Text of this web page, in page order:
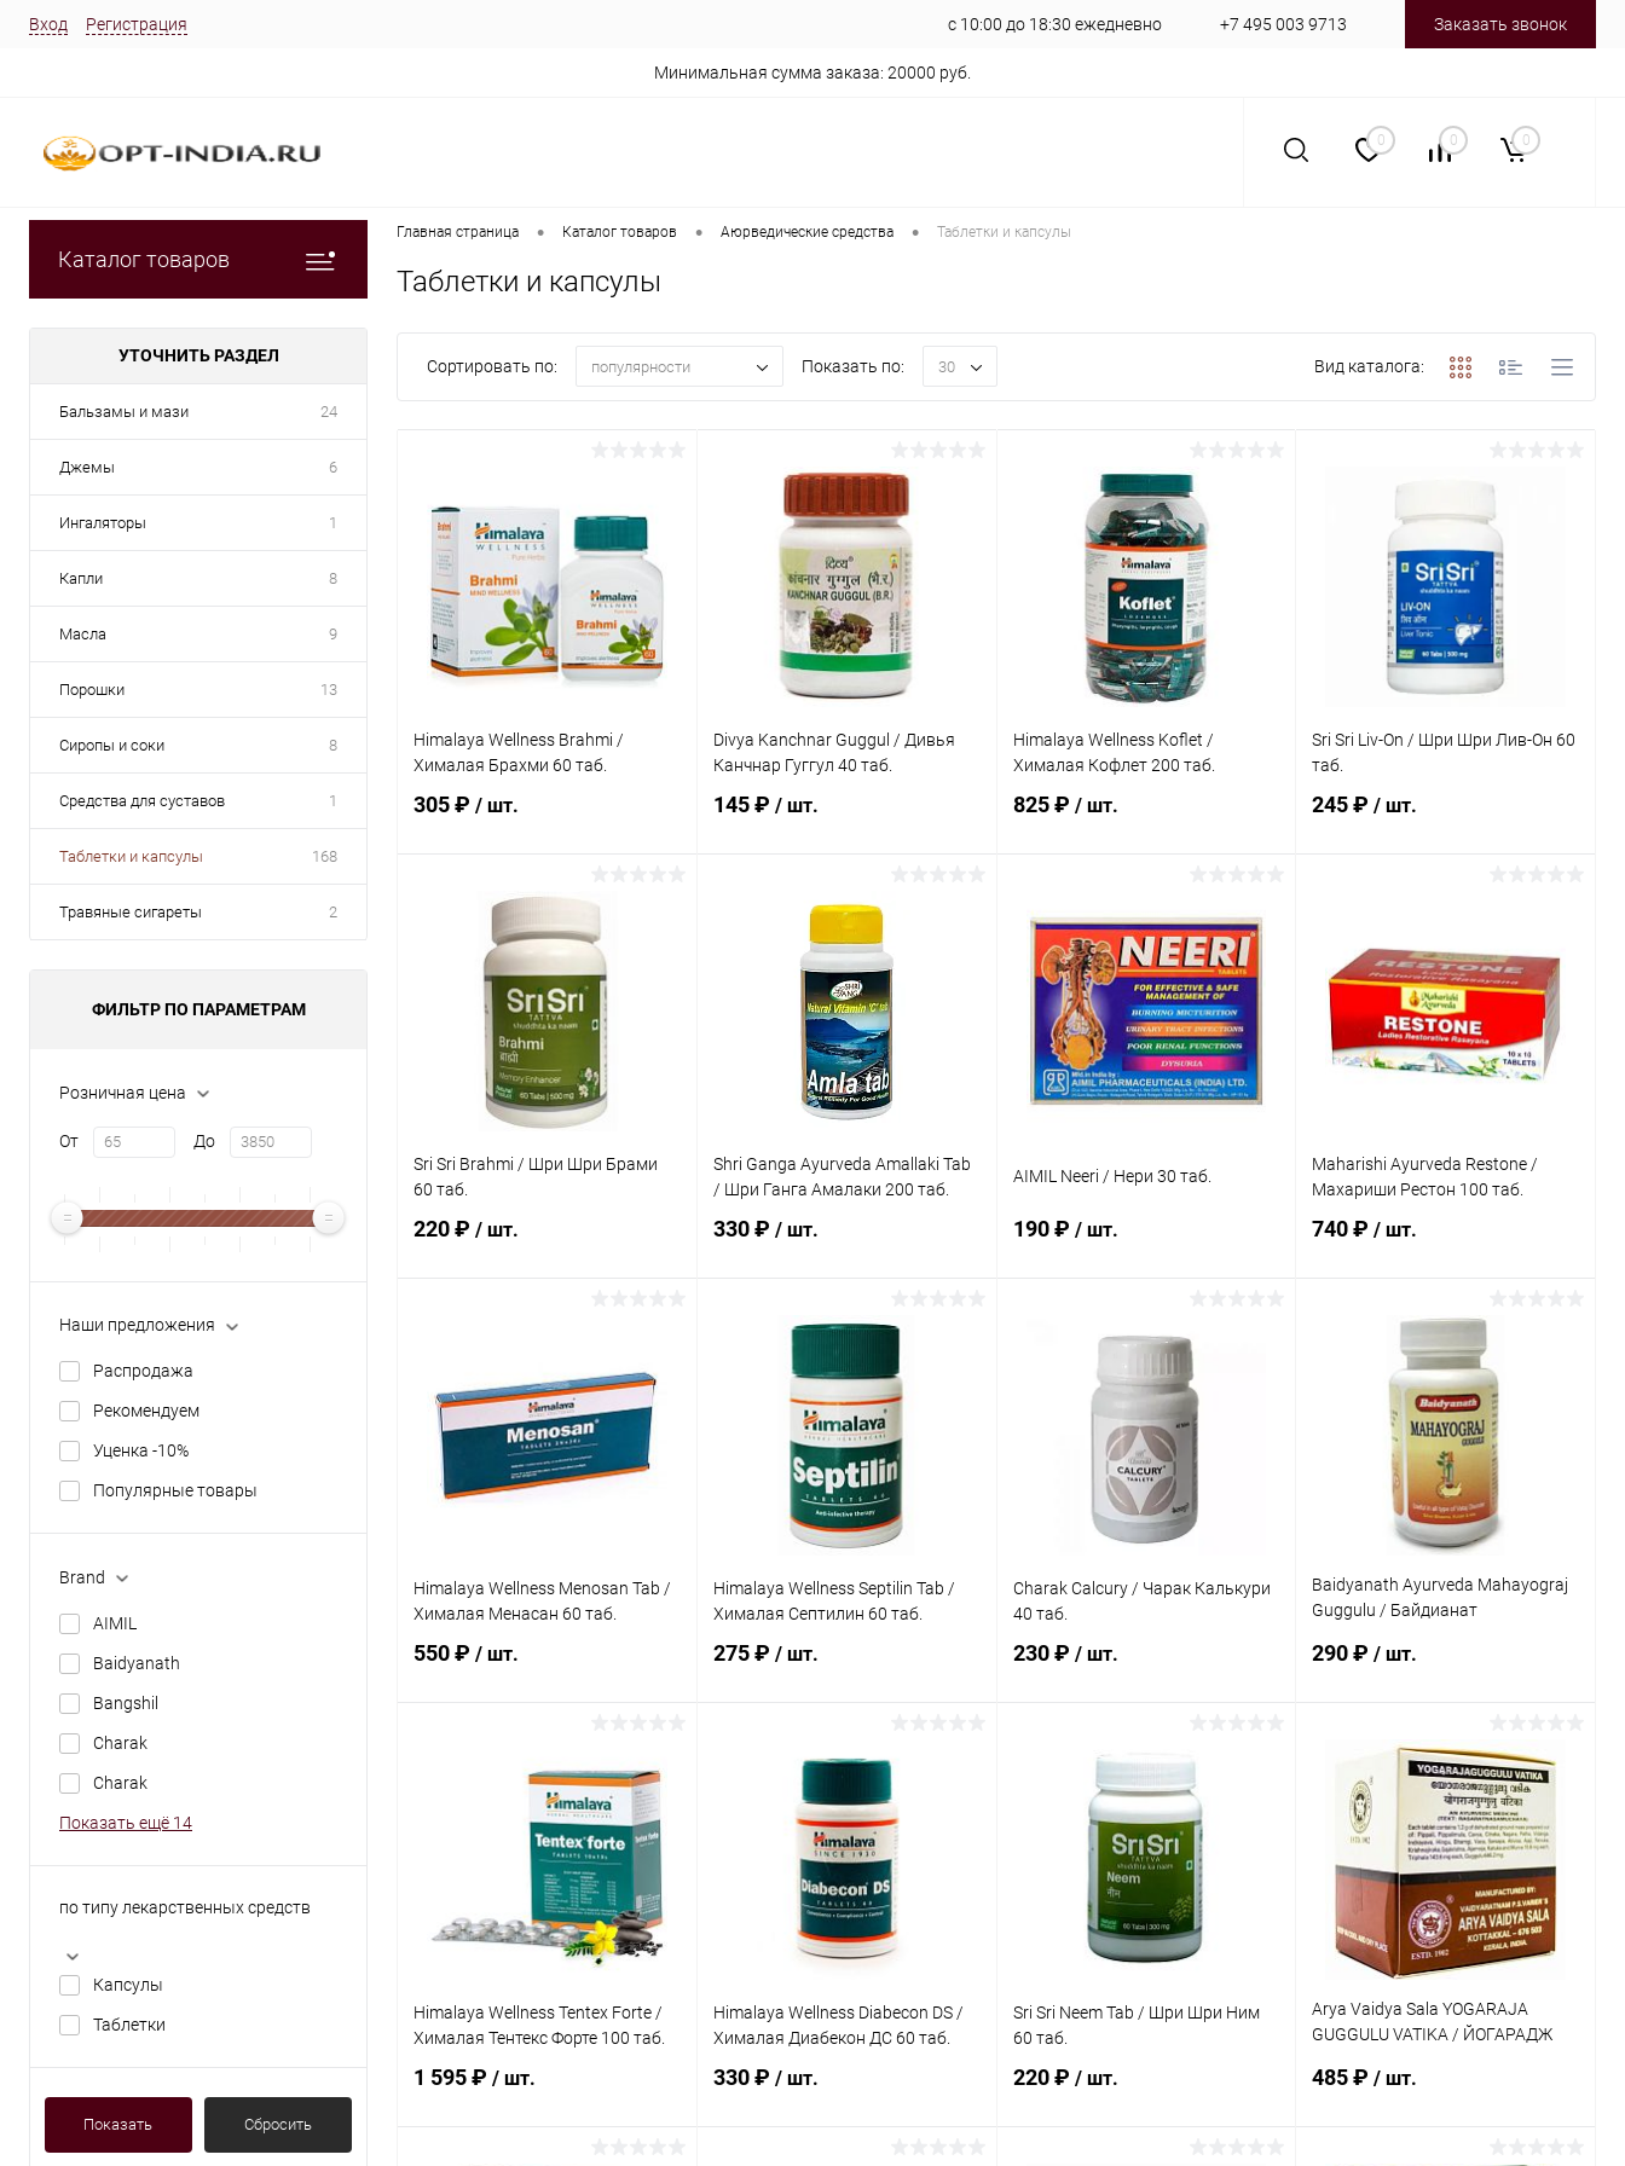
Вход Регистрация с 10:00 до 18:30 ежедневно +7 495 003 9713 Заказать звонок
Минимальная сумма заказа: 20000 руб.
0 0 0
Каталог товаров
УТОЧНИТЬ РАЗДЕЛ
Бальзамы и мази 24
Джемы 6
Ингаляторы 1
Капли 8
Масла 9
Порошки 13
Сиропы и соки 8
Средства для суставов 1
Таблетки и капсулы 168
Травяные сигареты 2
ФИЛЬТР ПО ПАРАМЕТРАМ
Розничная цена
От До
Наши предложения
Распродажа
Рекомендуем
Уценка -10%
Популярные товары
Brand
AIMIL
Baidyanath
Bangshil
Charak
Charаk
Показать ещё 14
по типу лекарственных средств
Капсулы
Таблетки
Показать Сбросить
Главная страница • Каталог товаров • Аюрведические средства • Таблетки и капсулы
Таблетки и капсулы
Сортировать по: популярности Показать по: 30 Вид каталога:
Himalaya Wellness Brahmi /
Хималая Брахми 60 таб.
305 ₽ / шт.
В корзину
Купить в 1 клик Сравнение
В избранное Под заказ
Divya Kanchnar Guggul / Дивья
Канчнар Гуггул 40 таб.
145 ₽ / шт.
В корзину
Купить в 1 клик Сравнение
В избранное Под заказ
Himalaya Wellness Koflet /
Хималая Кофлет 200 таб.
825 ₽ / шт.
Купить в 1 клик Сравнение
В избранное Под заказ
Sri Sri Liv-On / Шри Шри Лив-Он 60
таб.
245 ₽/ шт.
Купить в 1 клик Сравнение
В избранное Под заказ
Sri Sri Brahmi / Шри Шри Брами
60 таб.
220 ₽ / шт.
Купить в 1 клик Сравнение
В избранное Под заказ
Shri Ganga Ayurveda Amallaki Tab
/ Шри Ганга Амалаки 200 таб.
330 ₽ / шт.
В корзину
Купить в 1 клик Сравнение
В избранное
AIMIL Neeri / Нери 30 таб.
190 ₽ / шт.
Купить в 1 клик Сравнение
В избранное Под заказ
Maharishi Ayurveda Restone /
Махариши Рестон 100 таб.
740 ₽/ шт.
В корзину
Купить в 1 клик Сравнение
В избранное Под заказ
Himalaya Wellness Menosan Tab /
Хималая Менасан 60 таб.
550 ₽ / шт.
Купить в 1 клик Сравнение
Под заказ
Himalaya Wellness Septilin Tab /
Хималая Септилин 60 таб.
275 ₽ / шт.
В корзину
Купить в 1 клик Сравнение
В избранное Под заказ
Charak Calcury / Чарак Калькури
40 таб.
230 ₽ / шт.
Купить в 1 клик Сравнение
В избранное Под заказ
Baidyanath Ayurveda Mahayograj
Guggulu / Байдианат
290 ₽/ шт.
В корзину
Купить в 1 клик Сравнение
В избранное Под заказ
Himalaya Wellness Tentex Forte /
Хималая Тентекс Форте 100 таб.
1 595 ₽ / шт.
Himalaya Wellness Diabecon DS /
Хималая Диабекон ДС 60 таб.
330 ₽ / шт.
Sri Sri Neem Tab / Шри Шри Ним
60 таб.
220 ₽ / шт.
Arya Vaidya Sala YOGARAJA
GUGGULU VATIKA / ЙОГАРАДЖ
485 ₽/ шт.